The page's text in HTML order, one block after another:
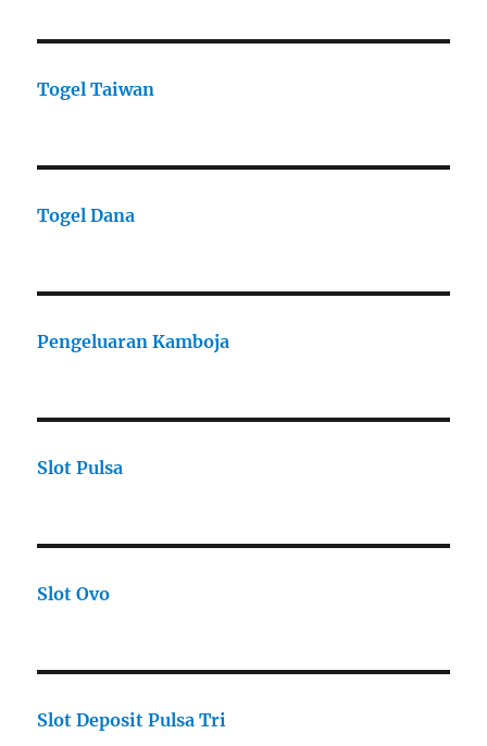
Togel Taiwan
Togel Dana
Pengeluaran Kamboja
Slot Pulsa
Slot Ovo
Slot Deposit Pulsa Tri